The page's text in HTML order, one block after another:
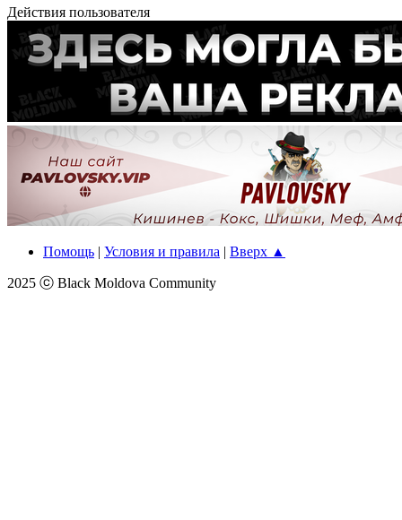
Действия пользователя
Помощь | Условия и правила | Вверх ▲
2025 ⓒ Black Moldova Community